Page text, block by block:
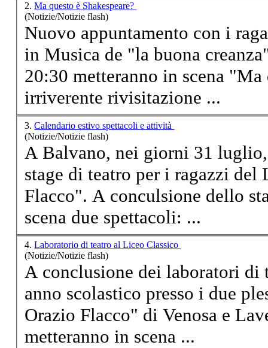
2.Ma questo è Shakespeare?
(Notizie/Notizie flash)
Nuovo appuntamento con i
in Musica de "la buona
20:30metteranno in scena "Ma
irriverente rivisitazione ...
3.Calendario estivo spettacoli e attività
(Notizie/Notizie flash)
A Balvano, nei giorni 31
stage di teatro per i ragazzi
Flacco". A conculsione dello
scena due spettacoli: ...
4.Laboratorio di teatro al Liceo Classico
(Notizie/Notizie flash)
A conclusione dei laboratori di
anno scolastico presso i due
Orazio Flacco" di Venosa e
metteranno in scena ...